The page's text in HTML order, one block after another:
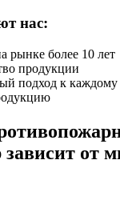
нас:
рынке более 10 лет
продукции
подход к каждому
от